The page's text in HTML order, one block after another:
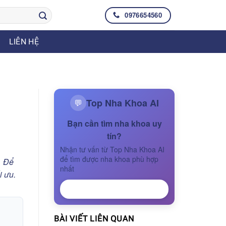
0976654560
LIÊN HỆ
Để
ưu.
💬 Top Nha Khoa AI
Bạn cần tìm nha khoa uy
tín?
Nhận tư vấn từ Top Nha Khoa AI
để tìm được nha khoa phù hợp
nhất
BÀI VIẾT LIÊN QUAN